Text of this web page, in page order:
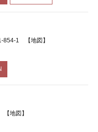
854-1
【地図】
【地図】